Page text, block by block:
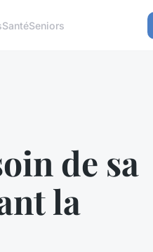
SantéSeniors
de sa
la